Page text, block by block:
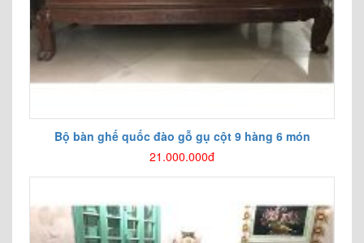
Bộ bàn ghế quốc đào gỗ gụ cột 9 hàng 6 món
21.000.000đ